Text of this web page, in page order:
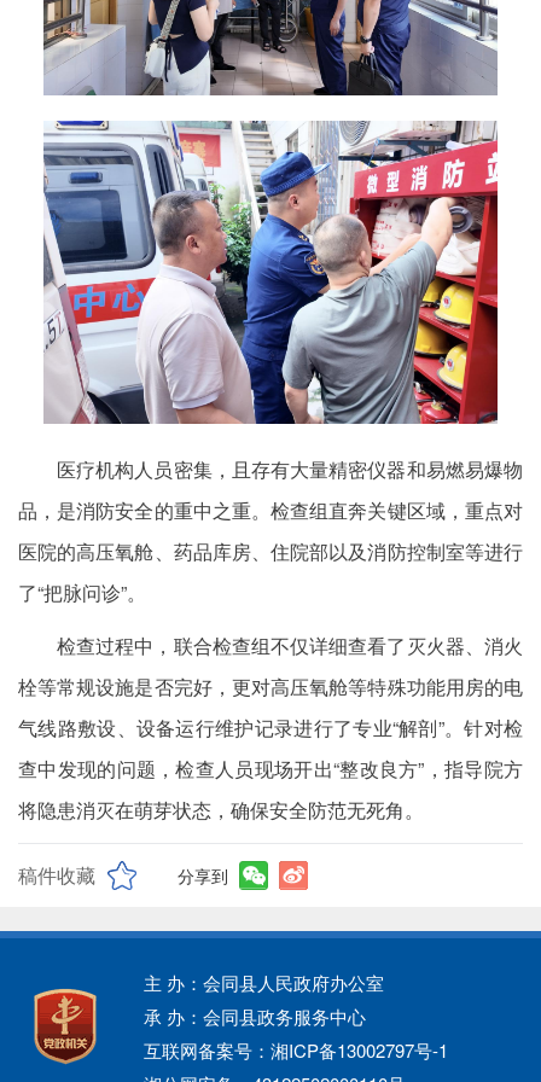
医疗机构人员密集，且存有大量精密仪器和易燃易爆物
品，是消防安全的重中之重。检查组直奔关键区域，重点对
医院的高压氧舱、药品库房、住院部以及消防控制室等进行
了“把脉问诊”。
检查过程中，联合检查组不仅详细查看了灭火器、消火
栓等常规设施是否完好，更对高压氧舱等特殊功能用房的电
气线路敷设、设备运行维护记录进行了专业“解剖”。针对检
查中发现的问题，检查人员现场开出“整改良方”，指导院方
将隐患消灭在萌芽状态，确保安全防范无死角。
稿件收藏 分享到
主 办：会同县人民政府办公室
承 办：会同县政务服务中心
互联网备案号：湘ICP备13002797号-1